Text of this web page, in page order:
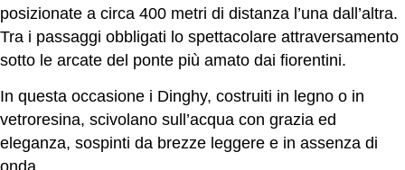
posizionate a circa 400 metri di distanza l’una dall’altra.
Tra i passaggi obbligati lo spettacolare attraversamento
sotto le arcate del ponte più amato dai fiorentini.
In questa occasione i Dinghy, costruiti in legno o in
vetroresina, scivolano sull’acqua con grazia ed
eleganza, sospinti da brezze leggere e in assenza di